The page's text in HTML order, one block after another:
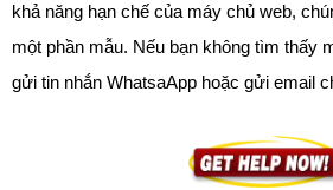
khả năng hạn chế của máy chủ web,
một phần mẫu. Nếu bạn không tìm thấy
gửi tin nhắn WhatsaApp hoặc gửi email